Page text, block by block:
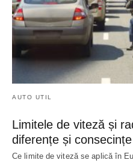
AUTO UTIL
Limitele de viteză și
diferențe și consecințe
Ce limite de viteză se aplică în